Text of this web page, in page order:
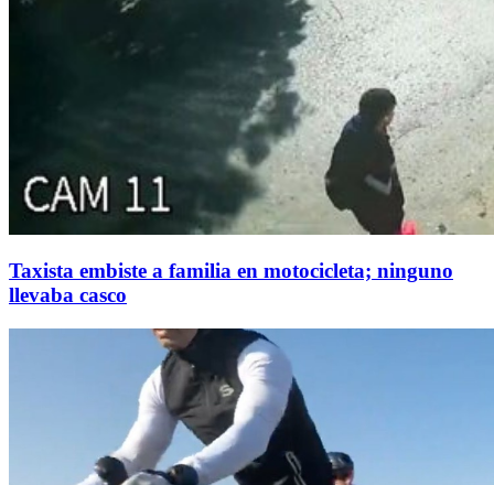
Taxista embiste a familia en motocicleta; ninguno
llevaba casco